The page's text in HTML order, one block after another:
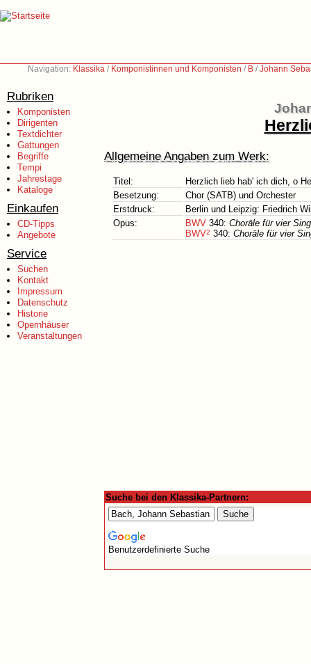
Navigation: Klassika / Komponistinnen und Komponisten / B /Johann
Rubriken
Komponisten
Dirigenten
Textdichter
Gattungen
Begriffe
Tempi
Jahrestage
Kataloge
Einkaufen
CD-Tipps
Angebote
Service
Suchen
Kontakt
Impressum
Datenschutz
Historie
Opernhäuser
Veranstaltungen
Allgemeine Angaben zum Werk:
Titel:
Herzlich lieb hab' ich dich, o
Besetzung:
Chor (SATB) und Orchester
Erstdruck:
Berlin und Leipzig: Friedrich
Opus:
BWV 340: Choräle für vier
BWV2 340: Choräle für vier
Suche bei den Klassika-Partnern:
Benutzerdefinierte Suche